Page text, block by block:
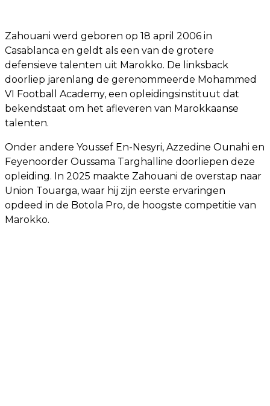
Zahouani werd geboren op 18 april 2006 in
Casablanca en geldt als een van de grotere
defensieve talenten uit Marokko. De linksback
doorliep jarenlang de gerenommeerde Mohammed
VI Football Academy, een opleidingsinstituut dat
bekendstaat om het afleveren van Marokkaanse
talenten.
Onder andere Youssef En-Nesyri, Azzedine Ounahi en
Feyenoorder Oussama Targhalline doorliepen deze
opleiding. In 2025 maakte Zahouani de overstap naar
Union Touarga, waar hij zijn eerste ervaringen
opdeed in de Botola Pro, de hoogste competitie van
Marokko.